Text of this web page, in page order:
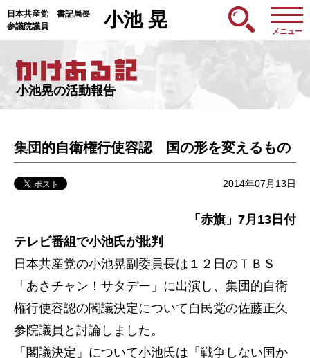
日本共産党 書記局長
参議院議員
小池 晃
メニュー
小池晃の活動報告
集団的自衛権行使容認 国の形を変えるもの
2014年07月13日
「赤旗」7月13日付
テレビ番組で小池氏が批判
日本共産党の小池晃副委員長は１２日のＴＢＳ
「あさチャン！サタデー」に出演し、集団的自衛
権行使容認の閣議決定について自民党の佐藤正久
参院議員と討論しました。
「閣議決定」について小池氏は「戦争しない国か